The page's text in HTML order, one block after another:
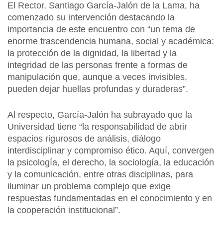
El Rector, Santiago García-Jalón de la Lama, ha
comenzado su intervención destacando la
importancia de este encuentro con “un tema de
enorme trascendencia humana, social y académica:
la protección de la dignidad, la libertad y la
integridad de las personas frente a formas de
manipulación que, aunque a veces invisibles,
pueden dejar huellas profundas y duraderas”.
Al respecto, García-Jalón ha subrayado que la
Universidad tiene “la responsabilidad de abrir
espacios rigurosos de análisis, diálogo
interdisciplinar y compromiso ético. Aquí, convergen
la psicología, el derecho, la sociología, la educación
y la comunicación, entre otras disciplinas, para
iluminar un problema complejo que exige
respuestas fundamentadas en el conocimiento y en
la cooperación institucional”.